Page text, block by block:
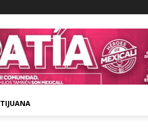
TIJUANA